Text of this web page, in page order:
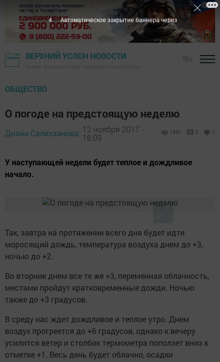
ВЕРХНИЙ УСЛОН НОВОСТИ
ОБЩЕСТВО
О погоде на предстоящую неделю
Диана Салихзанова, 12 ноября 2017 -
16:09
1891 0 0
У наступающей недели будет теплое и дождливое
начало.
Так, завтра на протяжении всего дня будет идти
моросящий дождь, температура воздуха днем до +3,
ночью до +2.
Во вторник днем все те же +3, переменная облачность,
местами пройдут кратковременные дожди. Ночью
также до +3 градусов.
В среду нас ждет дождливое и теплое утро. Днем
воздух прогреется до +6 градусов, однако к вечеру
усилится ветер и столбик термометра поползет вниз к
отметке +1. Весь день будет облачно, осадки
3 Автоматическое закрытие баннера через